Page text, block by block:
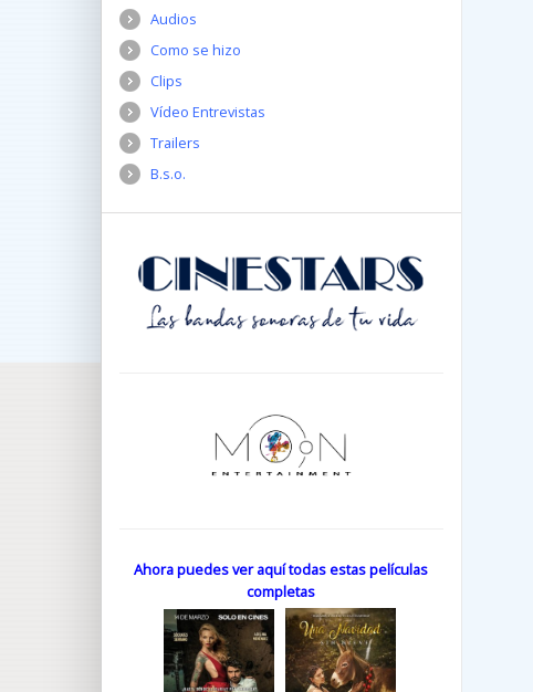
Audios
Como se hizo
Clips
Vídeo Entrevistas
Trailers
B.s.o.
Ahora puedes ver aquí todas estas películas
completas